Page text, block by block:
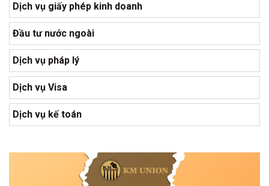
Dịch vụ giấy phép kinh doanh
Đầu tư nước ngoài
Dịch vụ pháp lý
Dịch vụ Visa
Dịch vụ kế toán